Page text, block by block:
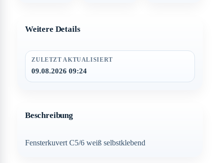
Weitere Details
ZULETZT AKTUALISIERT
09.08.2026 09:24
Beschreibung
Fensterkuvert C5/6 weiß selbstklebend